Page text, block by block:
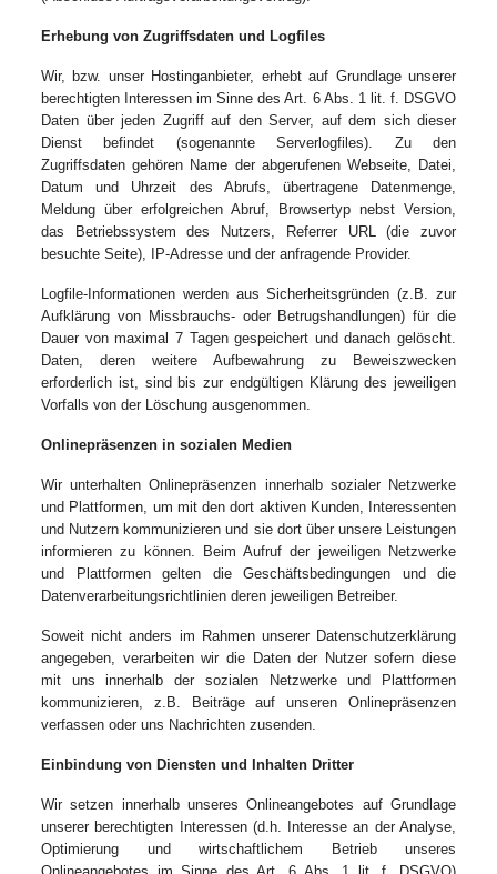
Erhebung von Zugriffsdaten und Logfiles
Wir, bzw. unser Hostinganbieter, erhebt auf Grundlage unserer
berechtigten Interessen im Sinne des Art. 6 Abs. 1 lit. f. DSGVO
Daten über jeden Zugriff auf den Server, auf dem sich dieser
Dienst befindet (sogenannte Serverlogfiles). Zu den
Zugriffsdaten gehören Name der abgerufenen Webseite, Datei,
Datum und Uhrzeit des Abrufs, übertragene Datenmenge,
Meldung über erfolgreichen Abruf, Browsertyp nebst Version,
das Betriebssystem des Nutzers, Referrer URL (die zuvor
besuchte Seite), IP-Adresse und der anfragende Provider.
Logfile-Informationen werden aus Sicherheitsgründen (z.B. zur
Aufklärung von Missbrauchs- oder Betrugshandlungen) für die
Dauer von maximal 7 Tagen gespeichert und danach gelöscht.
Daten, deren weitere Aufbewahrung zu Beweiszwecken
erforderlich ist, sind bis zur endgültigen Klärung des jeweiligen
Vorfalls von der Löschung ausgenommen.
Onlinepräsenzen in sozialen Medien
Wir unterhalten Onlinepräsenzen innerhalb sozialer Netzwerke
und Plattformen, um mit den dort aktiven Kunden, Interessenten
und Nutzern kommunizieren und sie dort über unsere Leistungen
informieren zu können. Beim Aufruf der jeweiligen Netzwerke
und Plattformen gelten die Geschäftsbedingungen und die
Datenverarbeitungsrichtlinien deren jeweiligen Betreiber.
Soweit nicht anders im Rahmen unserer Datenschutzerklärung
angegeben, verarbeiten wir die Daten der Nutzer sofern diese
mit uns innerhalb der sozialen Netzwerke und Plattformen
kommunizieren, z.B. Beiträge auf unseren Onlinepräsenzen
verfassen oder uns Nachrichten zusenden.
Einbindung von Diensten und Inhalten Dritter
Wir setzen innerhalb unseres Onlineangebotes auf Grundlage
unserer berechtigten Interessen (d.h. Interesse an der Analyse,
Optimierung und wirtschaftlichem Betrieb unseres